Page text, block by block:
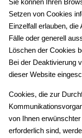
Sie können Ihren
Setzen von Cookies
Einzelfall erlauben,
Fälle oder generell
Löschen der Cookies
Bei der Deaktivierung
dieser Website
Cookies, die zur
von Ihnen
erforderlich sind,